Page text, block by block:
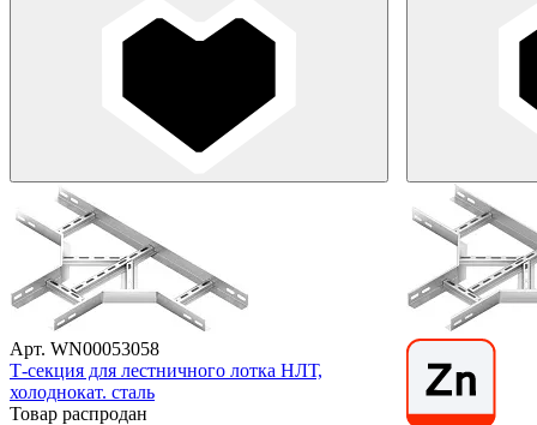
Арт. WN00053058
Т-секция для лестничного лотка НЛТ,
холоднокат. сталь
Товар распродан